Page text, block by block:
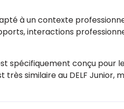
à un contexte
interactions
spécifiquement conçu pour
similaire au DELF Junior,